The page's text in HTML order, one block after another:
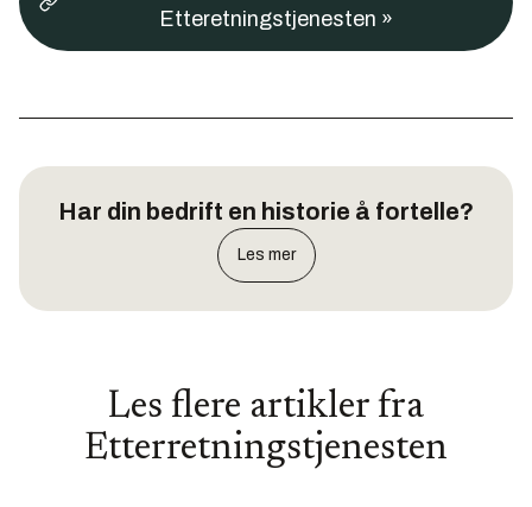
Etteretningstjenesten »
Har din bedrift en historie å fortelle?
Les mer
Les flere artikler fra
Etterretningstjenesten